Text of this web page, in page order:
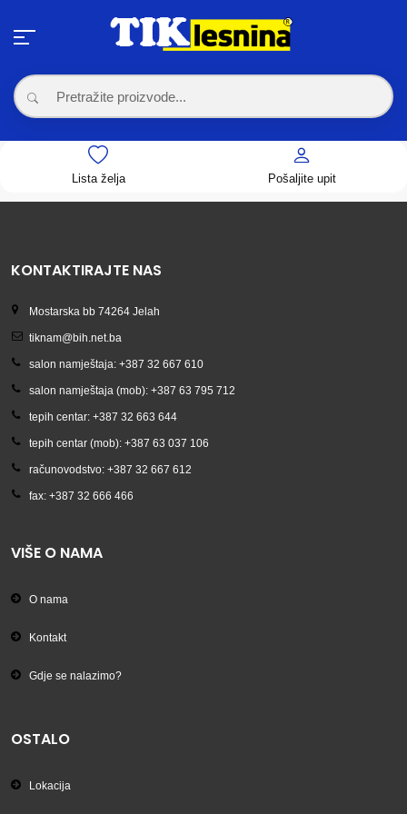
Lista želja Pošaljite upit
KONTAKTIRAJTE NAS
Mostarska bb 74264 Jelah
tiknam@bih.net.ba
salon namještaja: +387 32 667 610
salon namještaja (mob): +387 63 795 712
tepih centar: +387 32 663 644
tepih centar (mob): +387 63 037 106
računovodstvo: +387 32 667 612
fax: +387 32 666 466
VIŠE O NAMA
O nama
Kontakt
Gdje se nalazimo?
OSTALO
Lokacija